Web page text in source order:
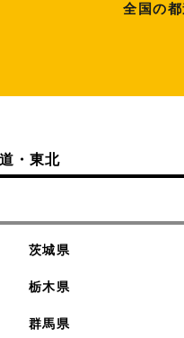
全国の
・東北
茨城県
栃木県
群馬県